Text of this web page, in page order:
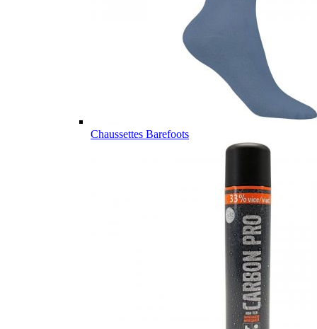
Chaussettes Barefoots